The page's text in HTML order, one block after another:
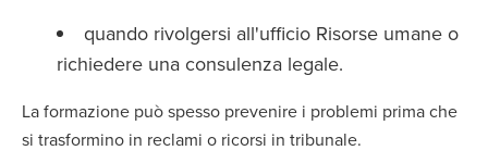
quando rivolgersi all'ufficio Risorse umane o
richiedere una consulenza legale.
La formazione può spesso prevenire i problemi prima che
si trasformino in reclami o ricorsi in tribunale.